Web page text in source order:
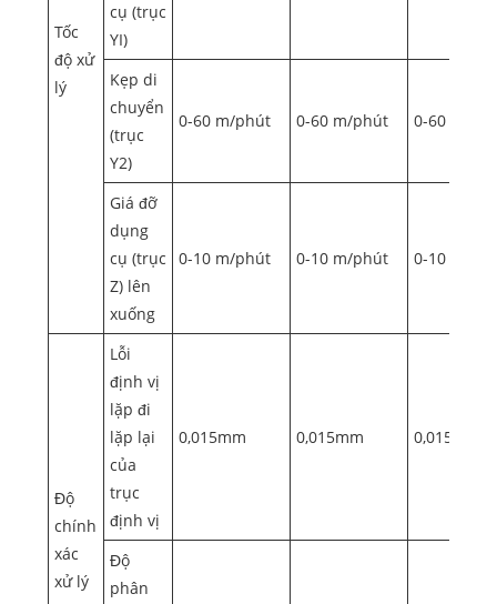
Tốc
độ xử
lý
cụ (trục
YI)
Kẹp di
chuyển
(trục
Y2)
0-60 m/phút 0-60 m/phút 0-60 m/
Giá đỡ
dụng
cụ (trục
Z) lên
xuống
0-10 m/phút 0-10 m/phút 0-10 m/
Độ
chính
xác
xử lý
Lỗi
định vị
lặp đi
lặp lại
của
trục
định vị
0,015mm 0,015mm 0,015mm
Độ
phân